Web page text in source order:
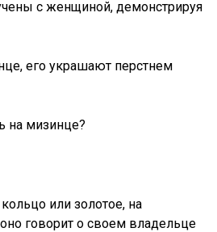
с женщиной, демонстрируя
его украшают перстнем
на мизинце?
или золотое, на
говорит о своем владельце